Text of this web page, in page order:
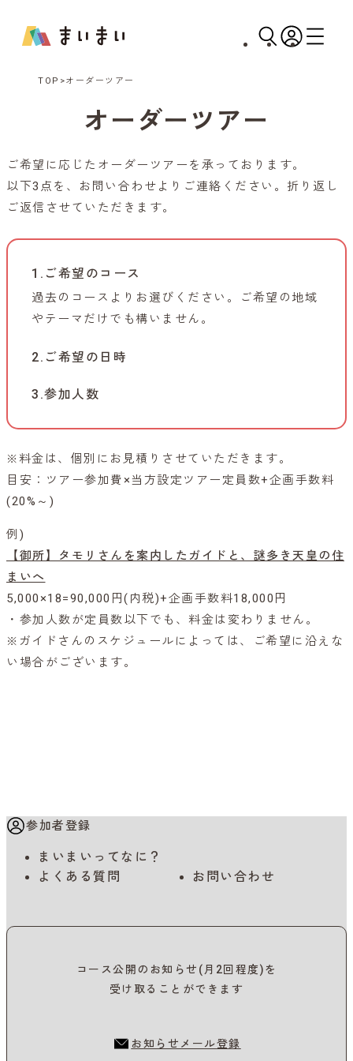
TOP オーダーツアー
オーダーツアー
ご希望に応じたオーダーツアーを承っております。
以下3点を、お問い合わせよりご連絡ください。折り返し
ご返信させていただきます。
ご
連
い
た
だ
き
た
い
容
1.ご希望のコース
過去のコースよりお選びください。ご希望の地域
やテーマだけでも構いません。
2.ご希望の日時
3.参加人数
※料金は、個別にお見積りさせていただきます。
目安：ツアー参加費×当方設定ツアー定員数+企画手数料
(20%～)
例)
【御所】タモリさんを案内したガイドと、謎多き天皇の住
まいへ
5,000×18=90,000円(内税)+企画手数料18,000円
・参加人数が定員数以下でも、料金は変わりません。
※ガイドさんのスケジュールによっては、ご希望に沿えな
い場合がございます。
参加者登録
まいまいってなに？
よくある質問
お問い合わせ
コース公開のお知らせ(月2回程度)を
受け取ることができます
お知らせメール登録